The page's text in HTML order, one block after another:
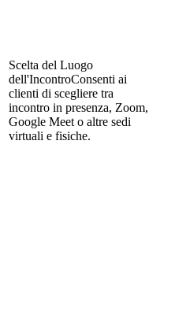
Scelta del Luogo
dell'IncontroConsenti ai
clienti di scegliere tra
incontro in presenza, Zoom,
Google Meet o altre sedi
virtuali e fisiche.